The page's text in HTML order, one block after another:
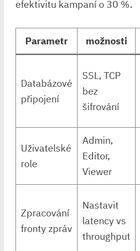
⁣efektivitu kampaní o 30 %.
Parametr možnosti
Databázové
připojení
SSL, TCP
bez
šifrování
Uživatelské
role
Admin,⁢
Editor,
Viewer
Zpracování⁣
fronty zpráv
Nastavit
latency vs
throughput